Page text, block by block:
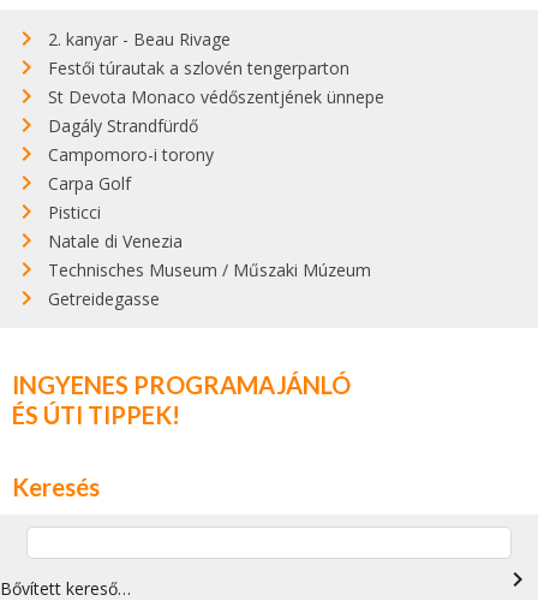
2. kanyar - Beau Rivage
Festői túrautak a szlovén tengerparton
St Devota Monaco védőszentjének ünnepe
Dagály Strandfürdő
Campomoro-i torony
Carpa Golf
Pisticci
Natale di Venezia
Technisches Museum / Műszaki Múzeum
Getreidegasse
INGYENES PROGRAMAJÁNLÓ
ÉS ÚTI TIPPEK!
Keresés
Bővített kereső… navigate_next